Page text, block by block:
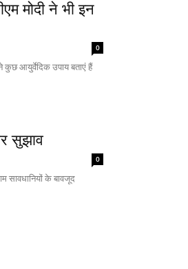
मोदी ने भी इन
0
आयुर्वेदिक उपाय बताएं हैं
सुझाव
0
सावधानियों के बावजूद